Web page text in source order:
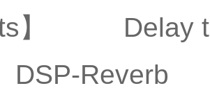
】 Delay
DSP-Reverb